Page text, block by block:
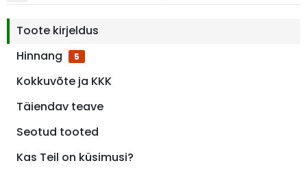
Toote kirjeldus
Hinnang
5
Kokkuvõte ja KKK
Täiendav teave
Seotud tooted
Kas Teil on küsimusi?